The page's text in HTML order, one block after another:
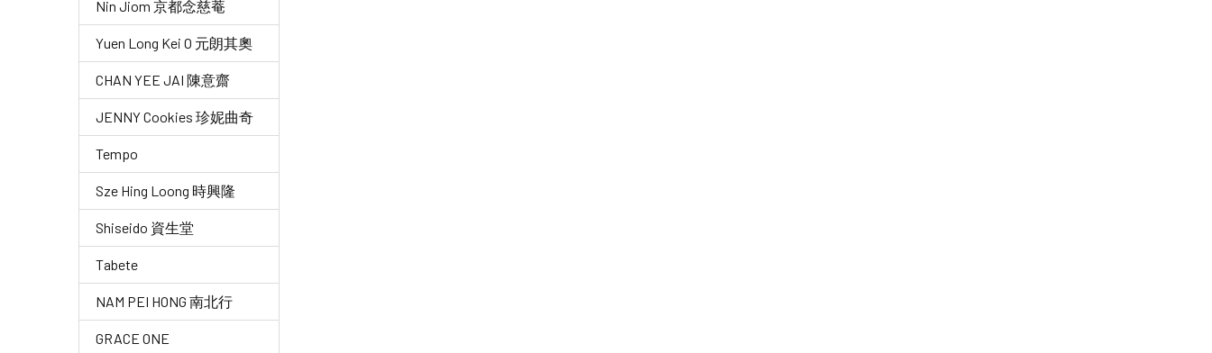
Nin Jiom 京都念慈菴
Yuen Long Kei O 元朗其奧
CHAN YEE JAI 陳意齋
JENNY Cookies 珍妮曲奇
Tempo
Sze Hing Loong 時興隆
Shiseido 資生堂
Tabete
NAM PEI HONG 南北行
GRACE ONE